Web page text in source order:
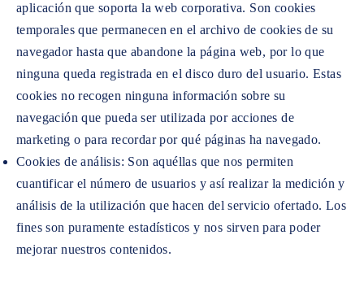
aplicación que soporta la web corporativa. Son cookies
temporales que permanecen en el archivo de cookies de su
navegador hasta que abandone la página web, por lo que
ninguna queda registrada en el disco duro del usuario. Estas
cookies no recogen ninguna información sobre su
navegación que pueda ser utilizada por acciones de
marketing o para recordar por qué páginas ha navegado.
Cookies de análisis: Son aquéllas que nos permiten
cuantificar el número de usuarios y así realizar la medición y
análisis de la utilización que hacen del servicio ofertado. Los
fines son puramente estadísticos y nos sirven para poder
mejorar nuestros contenidos.